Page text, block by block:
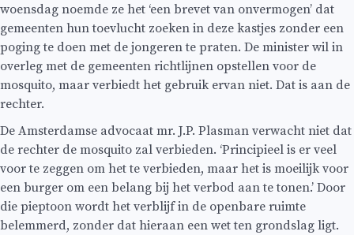
woensdag noemde ze het ‘een brevet van onvermogen’ dat
gemeenten hun toevlucht zoeken in deze kastjes zonder een
poging te doen met de jongeren te praten. De minister wil in
overleg met de gemeenten richtlijnen opstellen voor de
mosquito, maar verbiedt het gebruik ervan niet. Dat is aan de
rechter.
De Amsterdamse advocaat mr. J.P. Plasman verwacht niet dat
de rechter de mosquito zal verbieden. ‘Principieel is er veel
voor te zeggen om het te verbieden, maar het is moeilijk voor
een burger om een belang bij het verbod aan te tonen.’ Door
die pieptoon wordt het verblijf in de openbare ruimte
belemmerd, zonder dat hieraan een wet ten grondslag ligt.